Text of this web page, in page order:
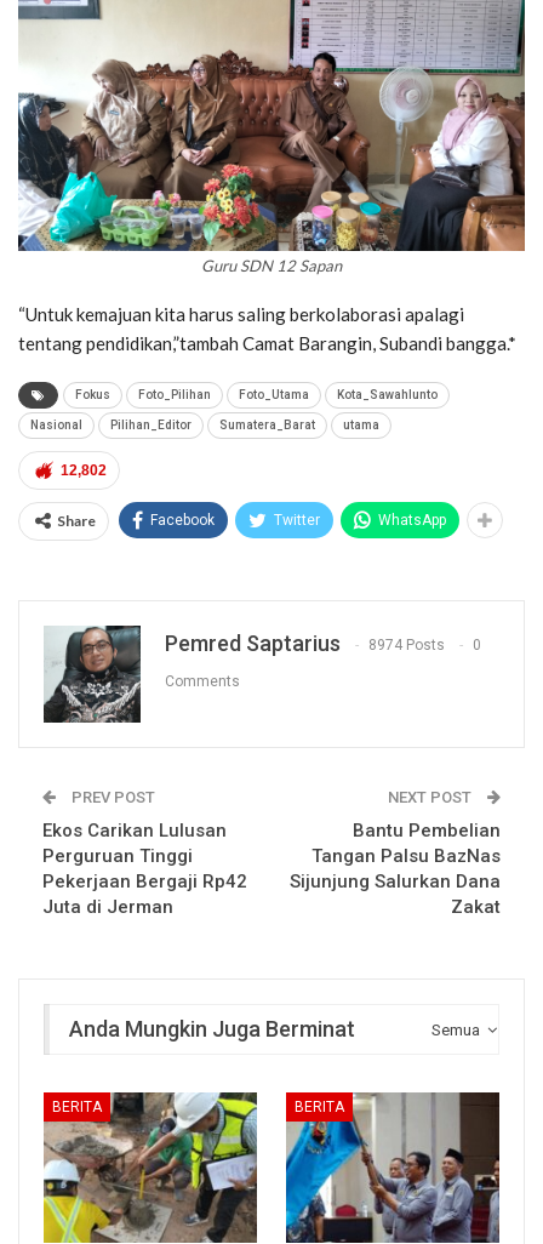
Guru SDN 12 Sapan
“Untuk kemajuan kita harus saling berkolaborasi apalagi
tentang pendidikan,”tambah Camat Barangin, Subandi bangga.*
Fokus Foto_Pilihan Foto_Utama Kota_Sawahlunto
Nasional Pilihan_Editor Sumatera_Barat utama
12,802
Share Facebook Twitter WhatsApp
Pemred Saptarius 8974 Posts 0
Comments
PREV POST
Ekos Carikan Lulusan
Perguruan Tinggi
Pekerjaan Bergaji Rp42
Juta di Jerman
NEXT POST
Bantu Pembelian
Tangan Palsu BazNas
Sijunjung Salurkan Dana
Zakat
Semua
Anda Mungkin Juga Berminat
BERITA BERITA